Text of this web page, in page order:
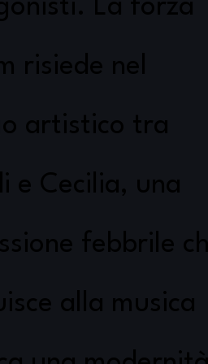
La forza
risiede nel
artistico tra
e Cecilia, una
febbrile
alla musica